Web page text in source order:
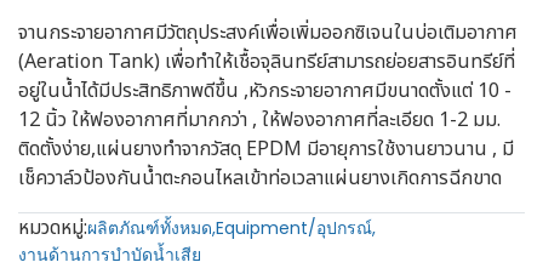
จานกระจายอากาศมีวัตถุประสงค์เพื่อเพิ่มออกซิเจนในบ่อเติมอากาศ
(Aeration Tank) เพื่อทำให้เชื้อจุลินทรีย์สามารถย่อยสารอินทรีย์ที่
อยู่ในน้ำได้มีประสิทธิภาพดีขึ้น ,หัวกระจายอากาศมีขนาดตั้งแต่ 10 -
12 นิ้ว ให้ฟองอากาศที่มากกว่า , ให้ฟองอากาศที่ละเอียด 1-2 มม.
ติดตั้งง่าย,แผ่นยางทำจากวัสดุ EPDM มีอายุการใช้งานยาวนาน , มี
เช็ควาล์วป้องกันน้ำตะกอนไหลเข้าท่อเวลาแผ่นยางเกิดการฉีกขาด
หมวดหมู่:ผลิตภัณฑ์ทั้งหมด,Equipment/อุปกรณ์,
งานด้านการบำบัดน้ำเสีย